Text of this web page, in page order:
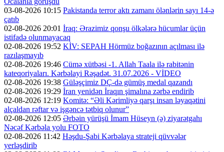
03-08-2026 10:15 Pakistanda terror aktı zamanı ölənlərin sayı 14-ə
çatıb
02-08-2026 20:01 İraq: Ərazimiz qonşu ölkələrə hücumlar üçün
istifadə olunmayacaq
02-08-2026 19:52 KİV: SEPAH Hörmüz boğazının açılması ilə
razılaşmayıb
02-08-2026 19:46 Cümə xütbəsi -1. Allah Taala ilə rabitənin
kateqoriyaları. Kərbəlayi Rəşadət. 31.07.2026 - VİDEO
02-08-2026 19:38 Güləşçimiz DÇ-də gümüş medal qazandı
02-08-2026 19:29 İran yenidən İraqın şimalına zərbə endirib
02-08-2026 12:19 Komitə: “Əli Kərimliyə qarşı insan ləyaqətini
alçaldan rəftar və işgəncə tətbiq olunur”
02-08-2026 12:05 Ərbəin yürüşü İmam Hüseyn (ə) ziyarətgahı
Nəcəf Kərbəla yolu FOTO
02-08-2026 11:42 Həşdu-Şabi Kərbəlaya strateji qüvvələr
yerləşdirib